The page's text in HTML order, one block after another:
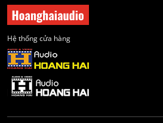
Hệ thống cửa hàng